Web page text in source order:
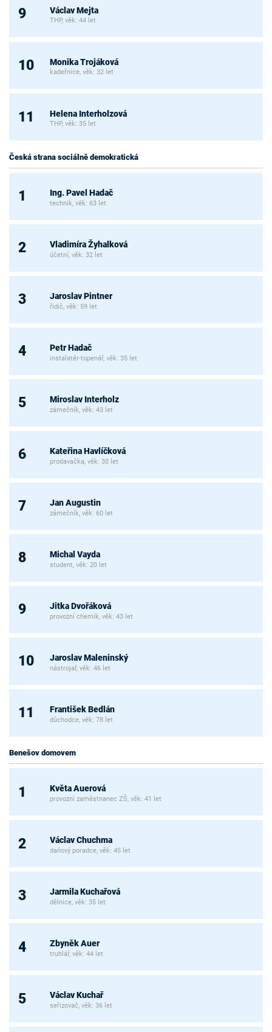
9 Václav Mejta
THP, věk: 44 let
10 Monika Trojáková
kadeřnice, věk: 32 let
11 Helena Interholzová
THP, věk: 35 let
Česká strana sociálně demokratická
1 Ing. Pavel Hadač
technik, věk: 63 let
2 Vladimíra Žyhalková
účetní, věk: 32 let
3 Jaroslav Pintner
řidič, věk: 59 let
4 Petr Hadač
instalatér-topenář, věk: 35 let
5 Miroslav Interholz
zámečník, věk: 43 let
6 Kateřina Havlíčková
prodavačka, věk: 30 let
7 Jan Augustin
zámečník, věk: 60 let
8 Michal Vayda
student, věk: 20 let
9 Jitka Dvořáková
provozní chemik, věk: 43 let
10 Jaroslav Maleninský
nástrojař, věk: 46 let
11 František Bedlán
důchodce, věk: 78 let
Benešov domovem
1 Květa Auerová
provozní zaměstnanec ZŠ, věk: 41 let
2 Václav Chuchma
daňový poradce, věk: 45 let
3 Jarmila Kuchařová
dělnice, věk: 35 let
4 Zbyněk Auer
truhlář, věk: 44 let
5 Václav Kuchař
seřizovač, věk: 36 let